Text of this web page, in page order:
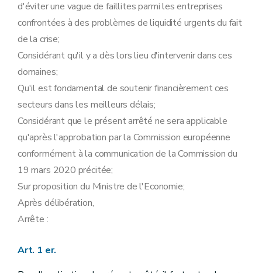
d'éviter une vague de faillites parmi les entreprises
confrontées à des problèmes de liquidité urgents du fait
de la crise;
Considérant qu'il y a dès lors lieu d'intervenir dans ces
domaines;
Qu'il est fondamental de soutenir financièrement ces
secteurs dans les meilleurs délais;
Considérant que le présent arrêté ne sera applicable
qu'après l'approbation par la Commission européenne
conformément à la communication de la Commission du
19 mars 2020 précitée;
Sur proposition du Ministre de l'Economie;
Après délibération,
Arrête :
Art. 1 er.